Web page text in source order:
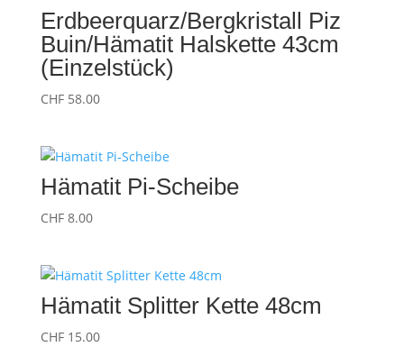
Erdbeerquarz/Bergkristall Piz
Buin/Hämatit Halskette 43cm
(Einzelstück)
CHF58.00
Hämatit Pi-Scheibe
CHF8.00
Hämatit Splitter Kette 48cm
CHF15.00